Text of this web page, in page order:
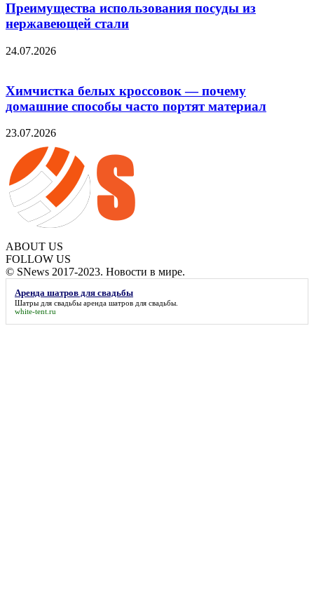
Преимущества использования посуды из
нержавеющей стали
24.07.2026
Химчистка белых кроссовок — почему
домашние способы часто портят материал
23.07.2026
ABOUT US
FOLLOW US
© SNews 2017-2023. Новости в мире.
Аренда шатров для свадьбы
Шатры для свадьбы аренда шатров для свадьбы
white-tent.ru